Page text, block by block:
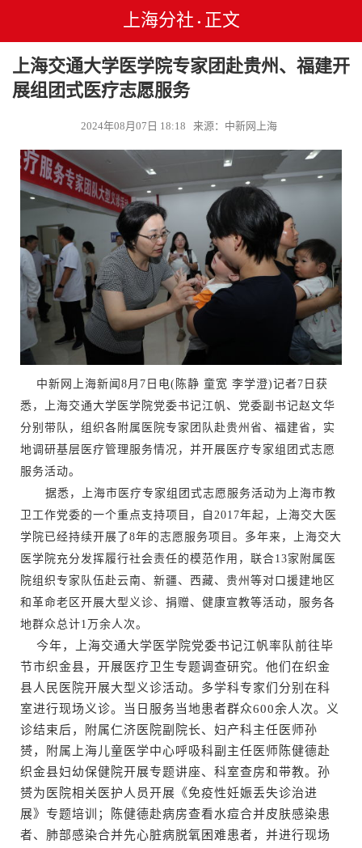
上海分社 • 正文
上海交通大学医学院专家团赴贵州、福建开
展组团式医疗志愿服务
2024年08月07日 18:18 来源：中新网上海
中新网上海新闻8月7日电(陈静 童宽 李学澄)记者7日获
悉，上海交通大学医学院党委书记江帆、党委副书记赵文华
分别带队，组织各附属医院专家团队赴贵州省、福建省，实
地调研基层医疗管理服务情况，并开展医疗专家组团式志愿
服务活动。
据悉，上海市医疗专家组团式志愿服务活动为上海市教
卫工作党委的一个重点支持项目，自2017年起，上海交大医
学院已经持续开展了8年的志愿服务项目。多年来，上海交大
医学院充分发挥履行社会责任的模范作用，联合13家附属医
院组织专家队伍赴云南、新疆、西藏、贵州等对口援建地区
和革命老区开展大型义诊、捐赠、健康宣教等活动，服务各
地群众总计1万余人次。
今年，上海交通大学医学院党委书记江帆率队前往毕
节市织金县，开展医疗卫生专题调查研究。他们在织金
县人民医院开展大型义诊活动。多学科专家们分别在科
室进行现场义诊。当日服务当地患者群众600余人次。义
诊结束后，附属仁济医院副院长、妇产科主任医师孙
赟，附属上海儿童医学中心呼吸科副主任医师陈健德赴
织金县妇幼保健院开展专题讲座、科室查房和带教。孙
赟为医院相关医护人员开展《免疫性妊娠丢失诊治进
展》专题培训；陈健德赴病房查看水痘合并皮肤感染患
者、肺部感染合并先心脏病脱氧困难患者，并进行现场